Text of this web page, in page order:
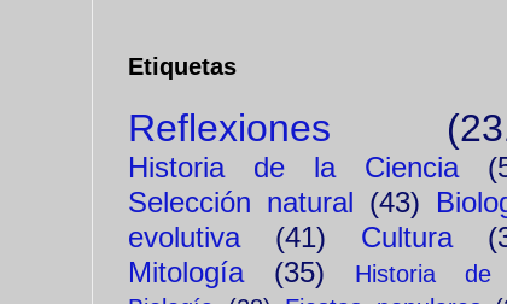
Etiquetas
Reflexiones
Historia de la Ciencia
Selección natural (43)
evolutiva
(41) Cultura
Mitología
(35)
Historia